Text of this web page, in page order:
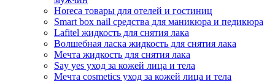
Horeca товары для отелей и гостиниц
Smart box nail средства для маникюра и педикюра
Lafitel жидкость для снятия лака
Волшебная ласка жидкость для снятия лака
Мечта жидкость для снятия лака
Say yes уход за кожей лица и тела
Мечта cosmetics уход за кожей лица и тела